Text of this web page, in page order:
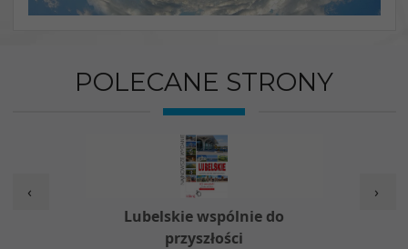
POLECANE STRONY
Lubelskie wspólnie do
przyszłości
‹ ›